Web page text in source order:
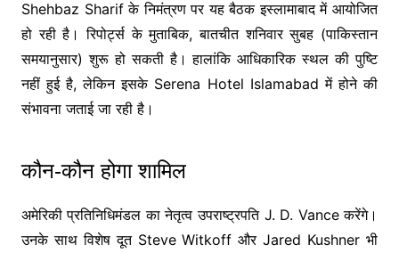
Shehbaz Sharifके निमंत्रण पर यह बैठक इस्लामाबाद में आयोजित
हो रही है। रिपोर्ट्स के मुताबिक, बातचीत शनिवार सुबह (पाकिस्तान
समयानुसार) शुरू हो सकती है। हालांकि आधिकारिक स्थल की पुष्टि
नहीं हुई है, लेकिन इसके Serena Hotel Islamabad में होने की
संभावना जताई जा रही है।
कौन-कौन होगा शामिल
अमेरिकी प्रतिनिधिमंडल का नेतृत्व उपराष्ट्रपति J. D. Vanceकरेंगे।
उनके साथ विशेष दूत Steve Witkoff औरJared Kushner भी